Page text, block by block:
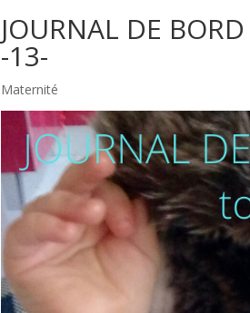
JOURNAL DE
-13-
Maternité